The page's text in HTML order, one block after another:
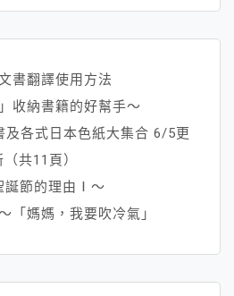
書翻譯使用方法
收納書籍的好幫手～
及各式日本色紙大集合 6/5更
（共11頁）
誕節的理由Ⅰ～
「媽媽，我要吹冷氣」